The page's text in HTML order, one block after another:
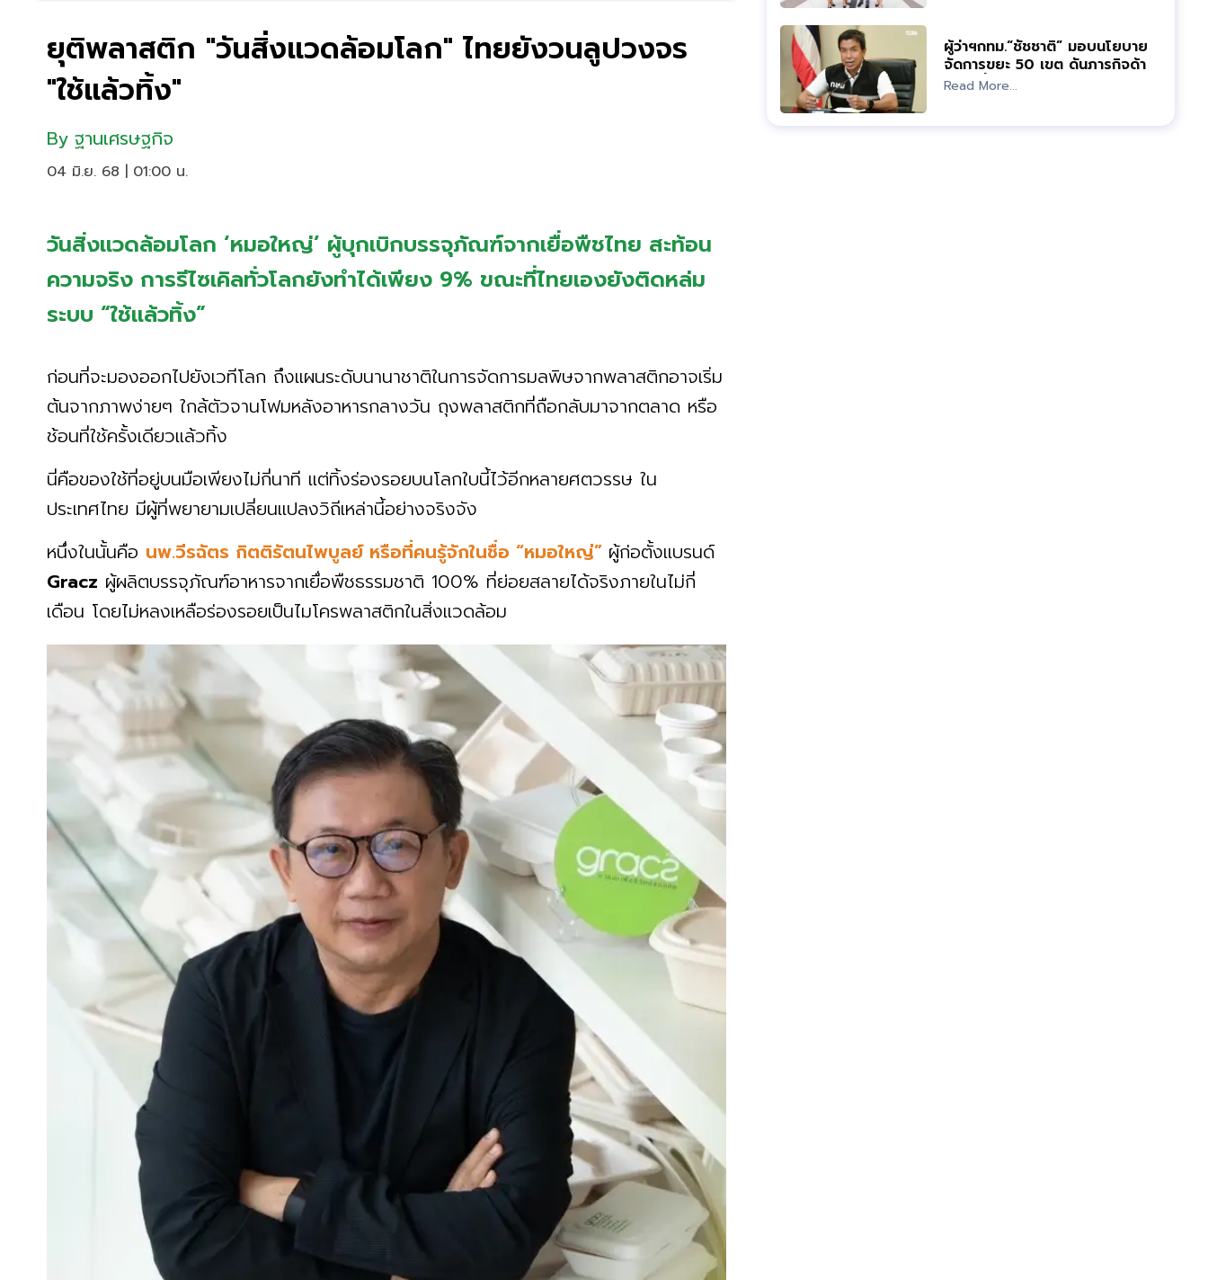
ยุติพลาสติก "วันสิ่งแวดล้อมโลก" ไทยยังวนลูปวงจร
"ใช้แล้วทิ้ง"
By ฐานเศรษฐกิจ
04 มิ.ย. 68 | 01:00 น.
วันสิ่งเเวดล้อมโลก ‘หมอใหญ่’ ผู้บุกเบิกบรรจุภัณฑ์จากเยื่อพืชไทย สะท้อน
ความจริง การรีไซเคิลทั่วโลกยังทำได้เพียง 9% ขณะที่ไทยเองยังติดหล่ม
ระบบ “ใช้แล้วทิ้ง”
ก่อนที่จะมองออกไปยังเวทีโลก ถึงแผนระดับนานาชาติในการจัดการมลพิษจากพลาสติกอาจเริ่ม
ต้นจากภาพง่ายๆ ใกล้ตัวจานโฟมหลังอาหารกลางวัน ถุงพลาสติกที่ถือกลับมาจากตลาด หรือ
ช้อนที่ใช้ครั้งเดียวแล้วทิ้ง
นี่คือของใช้ที่อยู่บนมือเพียงไม่กี่นาที แต่ทิ้งร่องรอยบนโลกใบนี้ไว้อีกหลายศตวรรษ ใน
ประเทศไทย มีผู้ที่พยายามเปลี่ยนแปลงวิถีเหล่านี้อย่างจริงจัง
หนึ่งในนั้นคือ นพ.วีรฉัตร กิตติรัตนไพบูลย์ หรือที่คนรู้จักในชื่อ “หมอใหญ่” ผู้ก่อตั้งแบรนด์
Gracz ผู้ผลิตบรรจุภัณฑ์อาหารจากเยื่อพืชธรรมชาติ 100% ที่ย่อยสลายได้จริงภายในไม่กี่
เดือน โดยไม่หลงเหลือร่องรอยเป็นไมโครพลาสติกในสิ่งแวดล้อม
ผู้ว่าฯกทม.“ชัชชาติ” มอบนโยบาย
จัดการขยะ 50 เขต ดันภารกิจด้าน
ความยั่งยืน 8 ด้าน
Read More...